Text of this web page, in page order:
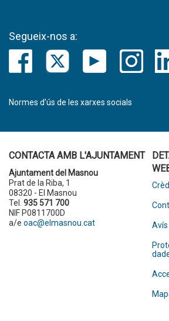
Segueix-nos a:
Normes d’ús de les xarxes socials
CONTACTA AMB L'AJUNTAMENT
Ajuntament del Masnou
Prat de la Riba, 1
08320 - El Masnou
Tel. 935 571 700
NIF P0811700D
a/e oac@elmasnou.cat Avís